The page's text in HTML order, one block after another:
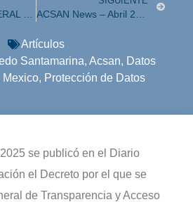
Artículos
Santamarina, Acsan, Datos
Mexico, Protección de Datos
se publicó en el Diario
el Decreto por el que se
de Transparencia y Acceso